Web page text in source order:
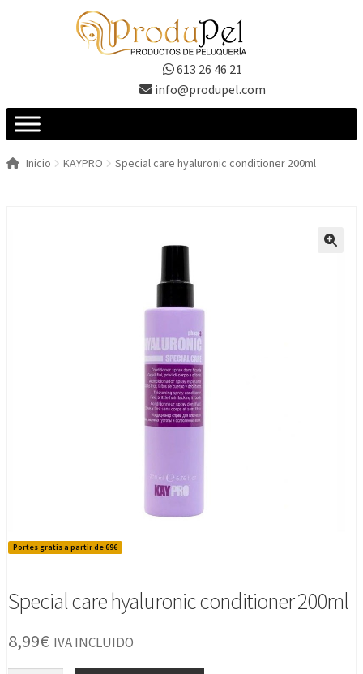
613 26 46 21
info@produpel.com
Inicio KAYPRO Special care hyaluronic conditioner 200ml
Portes gratis a partir de 69€
Special care hyaluronic conditioner 200ml
8,99€ IVA INCLUIDO